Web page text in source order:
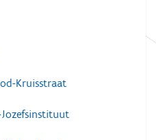
Kruisstraat
Jozefsinstituut